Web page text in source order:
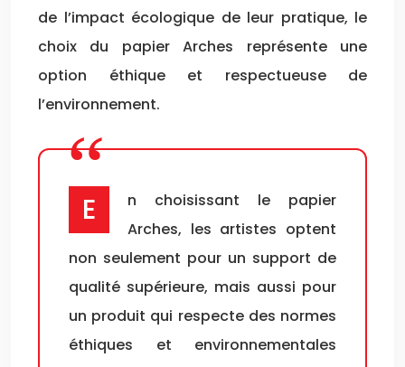
de l’impact écologique de leur pratique, le
choix du papier Arches représente une
option éthique et respectueuse de
l’environnement.
En choisissant le papier
Arches, les artistes optent
non seulement pour un support de
qualité supérieure, mais aussi pour
un produit qui respecte des normes
éthiques et environnementales